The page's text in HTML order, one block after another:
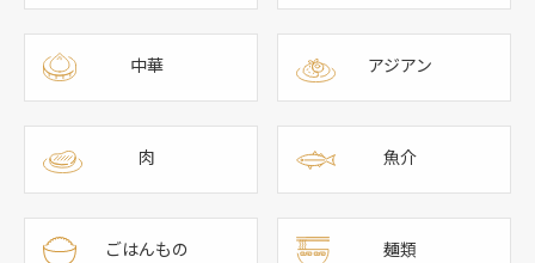
中華 アジアン
肉 魚介
ごはんもの 麺類